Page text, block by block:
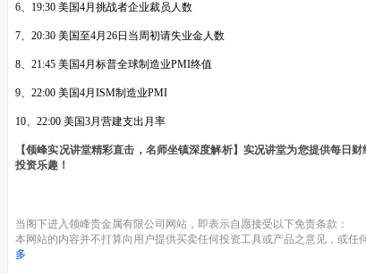
6、19:30 美国4月挑战者企业裁员人数
7、20:30 美国至4月26日当周初请失业金人数
8、21:45 美国4月标普全球制造业PMI终值
9、22:00 美国4月ISM制造业PMI
10、22:00 美国3月营建支出月率
【领峰实况讲堂精彩直击，名师坐镇深度解析】实况讲堂为您提供每日
投资乐趣！
当阁下进入领峰贵金属有限公司网站，即表示自愿接受以下免责条款：
本网站的内容并不打算向用户提供买卖任何投资工具或产品之意见，或任
多